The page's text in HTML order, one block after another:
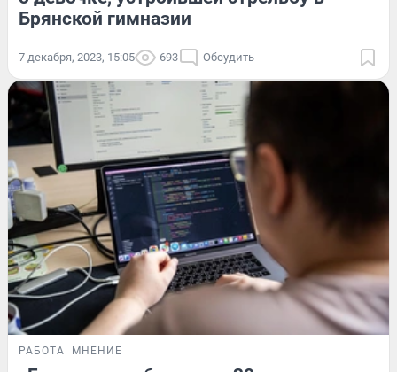
Брянской гимназии
7 декабря, 2023, 15:05 693 Обсудить
РАБОТА МНЕНИЕ